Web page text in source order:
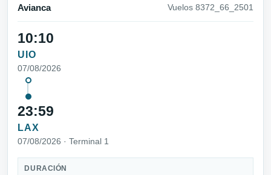
Avianca Vuelos 8372_66_2501
10:10
UIO
07/08/2026
23:59
LAX
07/08/2026 · Terminal 1
DURACIÓN